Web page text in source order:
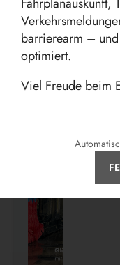
barrierearm –
optimiert.
Viel Freude beim